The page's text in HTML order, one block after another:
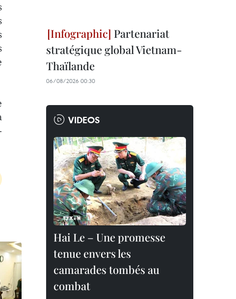
Partenariat
stratégique global Vietnam-
Thaïlande
06/08/2026 00:30
VIDEOS
Hai Le – Une promesse
tenue envers les
camarades tombés au
combat